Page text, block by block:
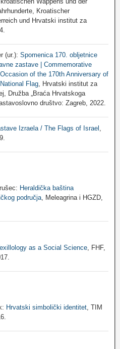
Kroatischer
und Hrvatski institut za
(ur.): Spomenica 170. obljetnice
zastave | Commemorative
of the 170th Anniversary of
Flag, Hrvatski institut za
Družba „Braća Hrvatskoga
društvo: Zagreb, 2022.
Izraela / The Flags of Israel
Heraldička baština
područja, Meleagrina i HGZD,
as a Social Science , FHF,
Hrvatski simbolički identitet , TIM